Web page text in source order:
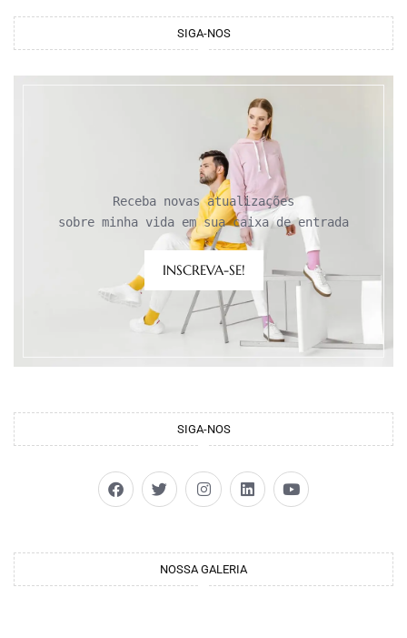
SIGA-NOS
Receba novas atualizações
sobre minha vida em sua caixa de entrada
INSCREVA-SE!
SIGA-NOS
NOSSA GALERIA